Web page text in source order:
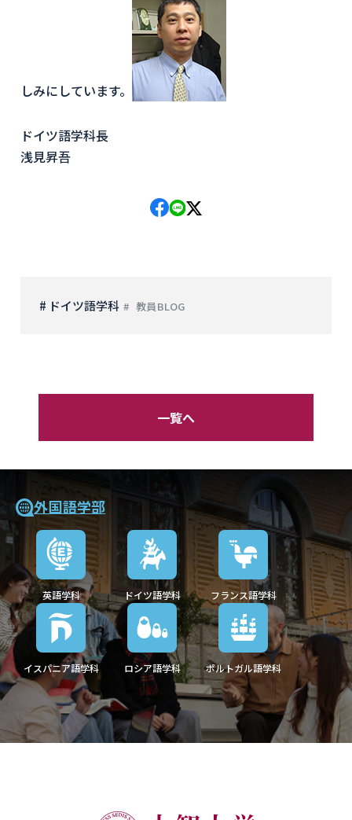
しみにしています。
ドイツ語学科長
浅見昇吾
# ドイツ語学科 教員BLOG
一覧へ
外国語学部
英語学科 ドイツ語学科 フランス語学科
イスパニア語学科 ロシア語学科 ポルトガル語学科